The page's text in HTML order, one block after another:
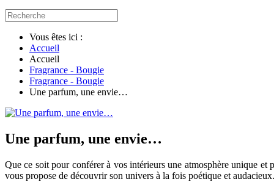
Vous êtes ici :
Accueil
Accueil
Fragrance - Bougie
Fragrance - Bougie
Une parfum, une envie…
Une parfum, une envie…
Que ce soit pour conférer à vos intérieurs une atmosphère unique
vous propose de découvrir son univers à la fois poétique et